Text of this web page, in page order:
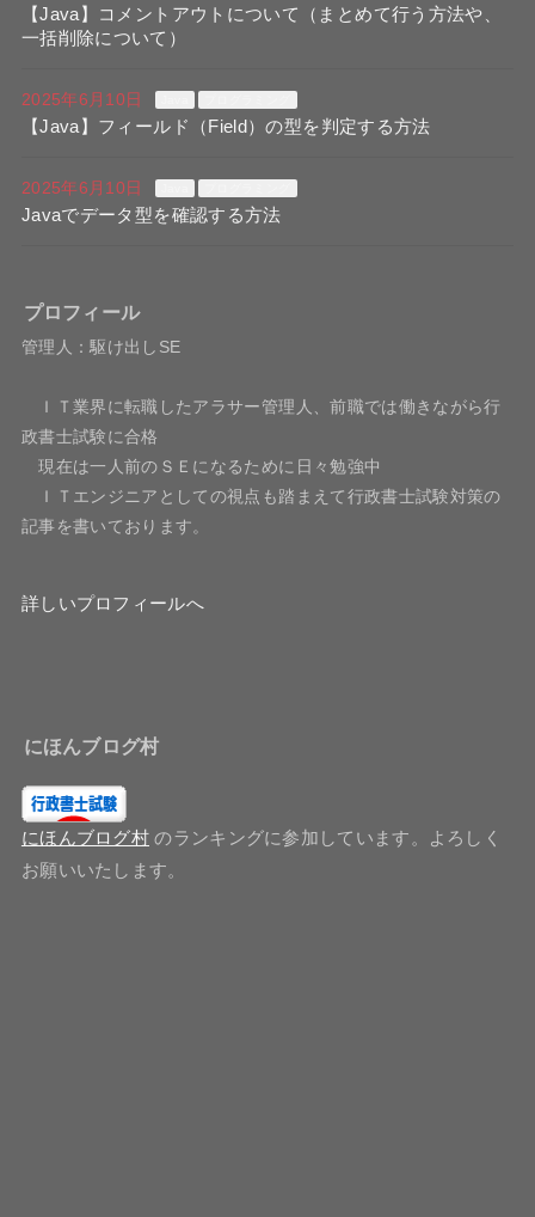
【Java】コメントアウトについて（まとめて行う方法や、
一括削除について）
2025年6月10日
【Java】フィールド（Field）の型を判定する方法
2025年6月10日
Javaでデータ型を確認する方法
プロフィール
管理人：駆け出しSE
ＩＴ業界に転職したアラサー管理人、前職では働きながら行
政書士試験に合格
現在は一人前のＳＥになるために日々勉強中
ＩＴエンジニアとしての視点も踏まえて行政書士試験対策の
記事を書いております。
詳しいプロフィールへ
にほんブログ村
にほんブログ村 のランキングに参加しています。よろしく
お願いいたします。